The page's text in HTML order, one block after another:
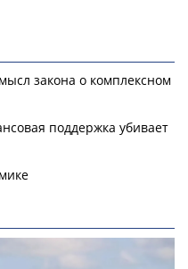
закона о комплексном
поддержка убивает